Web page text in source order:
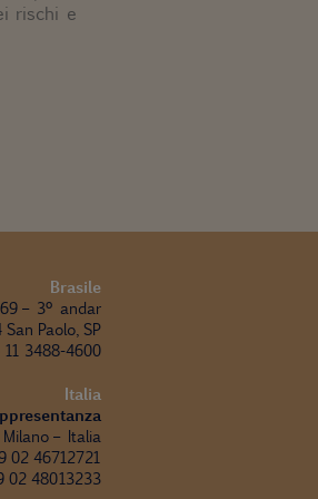
rischi e
Brasile
– 3º andar
Paolo, SP
11 3488-4600
Italia
– Italia
02 46712721
02 48013233